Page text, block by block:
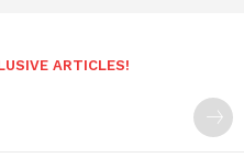
ARTICLES!